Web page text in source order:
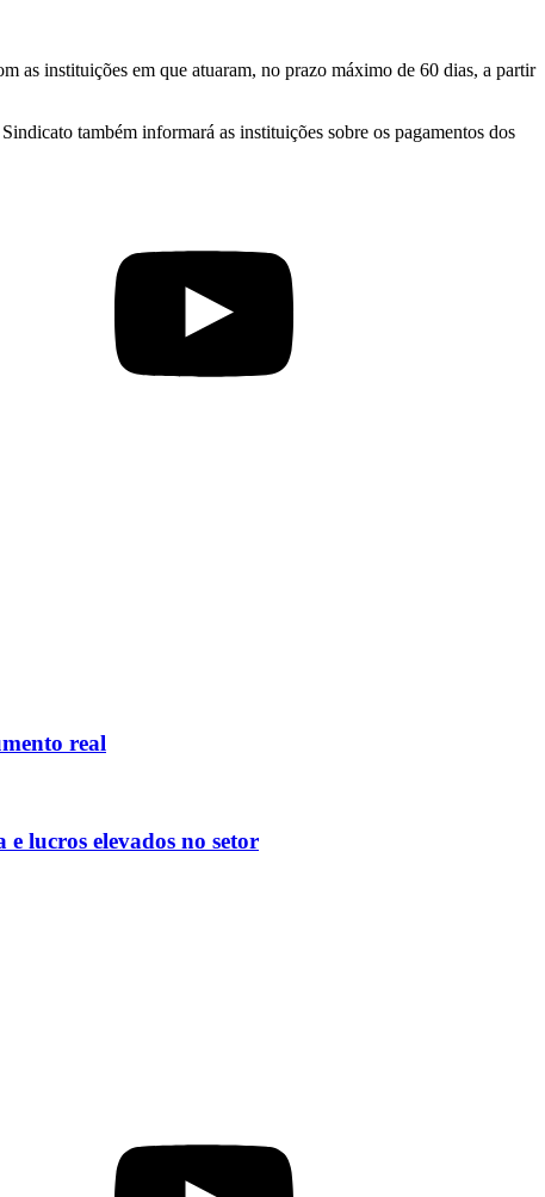
as instituições em que atuaram, no prazo máximo de 60 dias, a partir
também informará as instituições sobre os pagamentos dos
real
e lucros elevados no setor